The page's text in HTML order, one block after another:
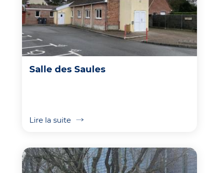
Salle des Saules
Lire la suite